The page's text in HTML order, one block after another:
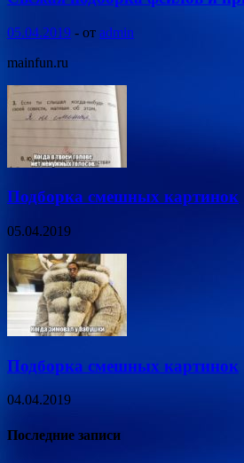
05.04.2019 - от admin
mainfun.ru
Подборка смешных картинок
05.04.2019
Подборка смешных картинок
04.04.2019
Последние записи